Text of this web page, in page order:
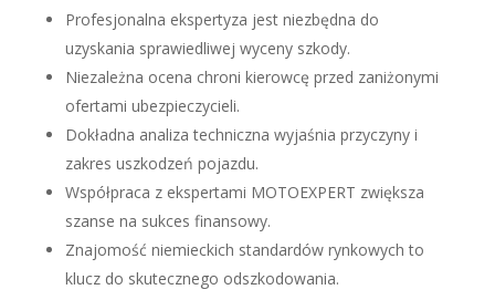
Profesjonalna ekspertyza jest niezbędna do
uzyskania sprawiedliwej wyceny szkody.
Niezależna ocena chroni kierowcę przed zaniżonymi
ofertami ubezpieczycieli.
Dokładna analiza techniczna wyjaśnia przyczyny i
zakres uszkodzeń pojazdu.
Współpraca z ekspertami MOTOEXPERT zwiększa
szanse na sukces finansowy.
Znajomość niemieckich standardów rynkowych to
klucz do skutecznego odszkodowania.